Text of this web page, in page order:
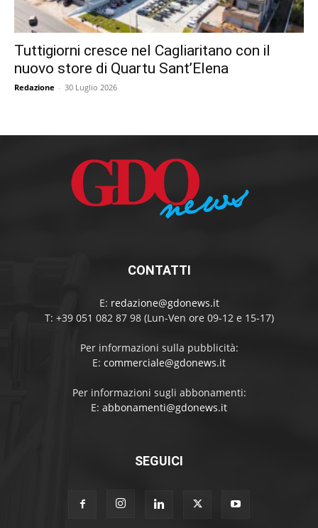
Tuttigiorni cresce nel Cagliaritano con il
nuovo store di Quartu Sant’Elena
Redazione - 30 Luglio 2026
CONTATTI
E: redazione@gdonews.it
T: +39 051 082 87 98 (Lun-Ven ore 09-12 e 15-17)
Per informazioni sulla pubblicità:
E: commerciale@gdonews.it
Per informazioni sugli abbonamenti:
E: abbonamenti@gdonews.it
SEGUICI